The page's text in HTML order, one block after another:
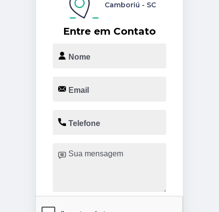
Entre em Contato
Camboriú - SC